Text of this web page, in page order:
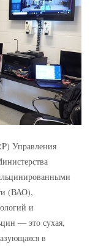
Управления
(ВАО),
и
— это сухая,
в